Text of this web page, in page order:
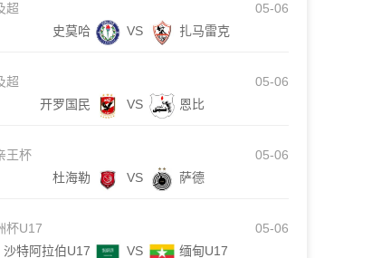
超
05-06
史莫哈
VS 扎马雷克
超
05-06
开罗国民
VS 恩比
王杯
05-06
杜海勒
VS 萨德
杯U17
05-06
沙特阿拉伯U17
VS 缅甸U17